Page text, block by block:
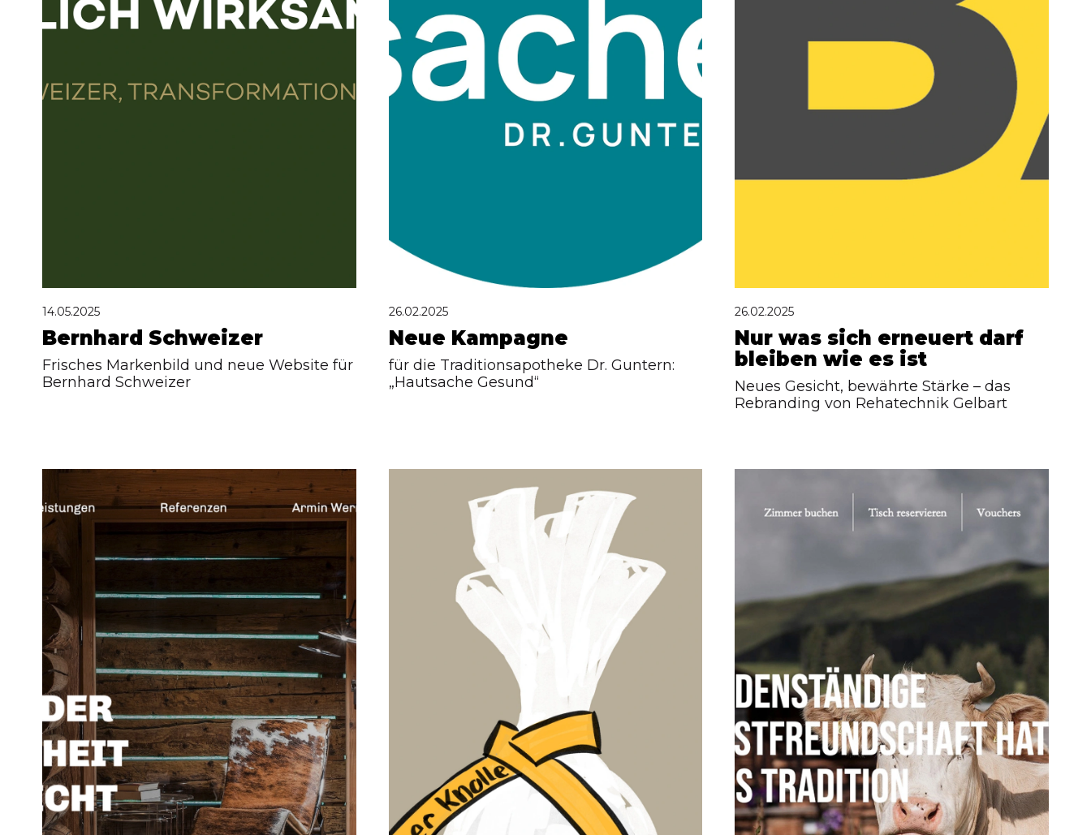
14.05.2025
Bernhard Schweizer
Frisches Markenbild und neue Website für
Bernhard Schweizer
26.02.2025
Neue Kampagne
für die Traditionsapotheke Dr. Guntern:
„Hautsache Gesund“
26.02.2025
Nur was sich erneuert darf
bleiben wie es ist
Neues Gesicht, bewährte Stärke – das
Rebranding von Rehatechnik Gelbart